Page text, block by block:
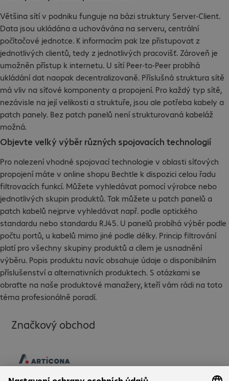
Většina sítí v podniku funguje na bázi struktury Server-Client.
Data jsou ukládána a uchovávána na serveru, centrální
počítačové jednotce. K informacím pak lze přistupovat z
jednotlivých clientů, tedy z jednotlivých pracovišť. Zároveň je
umožněn přístup k internetu. U sítí Peer-to-Peer probíhá
ukládání dat naopak decentralizovaně. Příslušná struktura sítě
má vliv na síťové komponenty a propojení. Pro každý typ sítě,
nezávisle na její velikosti a struktuře, jsou ale potřeba kabely a
patch panely. Bez patch panelů není strukturovaná kabeláž
možná.
Objevte velký výběr různých spojovacích technologií
Pro nalezení vhodné spojovací technologie v oblasti síťových
propojení máte v online shopu Bechtle k dispozici celou řadu
filtrovacích funkcí. Můžete vyhledávat pomocí výrobce nebo
jednotlivých skupin produktů. Tak můžete u patch panelů a
patch kabelů nejprve vyhledávat např. podle optického
standardu nebo standardu RJ45. U panelů probíhá výběr podle
počtu portů, u kabelů mimo jiné podle délky. Princip filtrování
platí pro všechny skupiny produktů a cílem je usnadnění
výběru. Popis produktu navíc obsahuje údaje o disponibilním
příslušenství a alternativních produktech. S otázkami se
obraťte na naše produktové manažery, kteří vám rádi na toto
téma profesionálně poradí.
Značkový obchod